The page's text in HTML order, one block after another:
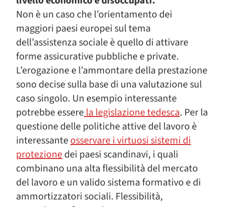
Non è un caso che l’orientamento dei
maggiori paesi europei sul tema
dell’assistenza sociale è quello di attivare
forme assicurative pubbliche e private.
L’erogazione e l’ammontare della prestazione
sono decise sulla base di una valutazione sul
caso singolo. Un esempio interessante
potrebbe esserela legislazione tedesca. Per la
questione delle politiche attive del lavoro è
interessanteosservare i virtuosi sistemi di
protezionedei paesi scandinavi, i quali
combinano una alta flessibilità del mercato
del lavoro e un valido sistema formativo e di
ammortizzatori sociali. Flessibilità,